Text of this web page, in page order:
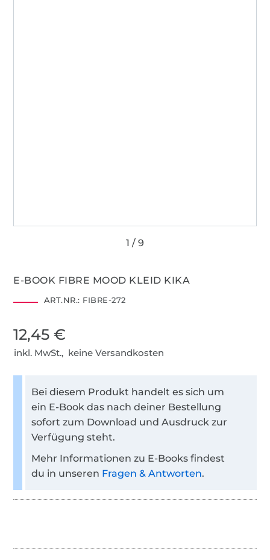
E-BOOK FIBRE MOOD KLEID KIKA
ART.NR.: FIBRE-272
12,45 €
inkl. MwSt., keine Versandkosten
Bei diesem Produkt handelt es sich um
ein E-Book das nach deiner Bestellung
sofort zum Download und Ausdruck zur
Verfügung steht.
Mehr Informationen zu E-Books findest
du in unseren Fragen & Antworten.